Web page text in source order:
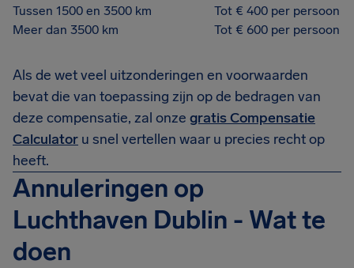
Tussen 1500 en 3500 km
Tot € 400 per persoon
Meer dan 3500 km
Tot € 600 per persoon
Als de wet veel uitzonderingen en voorwaarden
bevat die van toepassing zijn op de bedragen van
deze compensatie, zal onze gratis Compensatie
Calculator u snel vertellen waar u precies recht op
heeft.
Annuleringen op
Luchthaven Dublin - Wat te
doen